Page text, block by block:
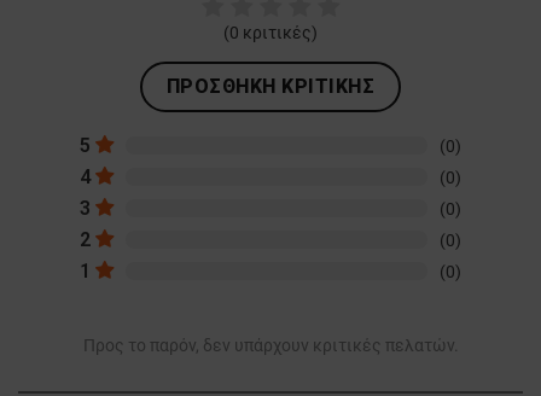
(0 κριτικές)
ΠΡΟΣΘΉΚΗ ΚΡΙΤΙΚΉΣ
5 (0)
4 (0)
3 (0)
2 (0)
1 (0)
Προς το παρόν, δεν υπάρχουν κριτικές πελατών.